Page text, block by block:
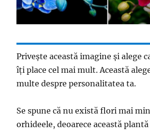
Privește această imagine și alege
îți place cel mai mult. Această
multe despre personalitatea ta.
Se spune că nu există flori mai
orhideele, deoarece această